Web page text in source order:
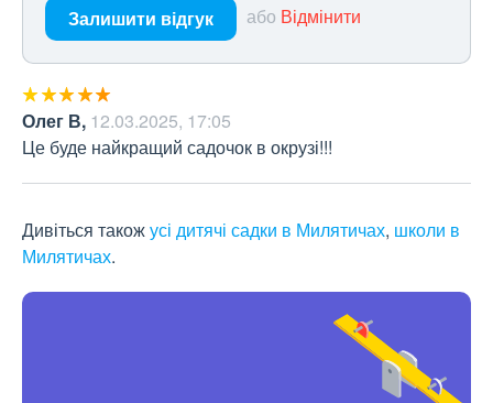
Залишити відгук або Відмінити
Олег В, 12.03.2025, 17:05
Це буде найкращий садочок в окрузі!!!
Дивіться такожусі дитячі садки в Милятичах, школи в
Милятичах.